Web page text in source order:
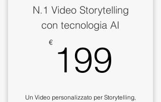
condivisione intervista sui social
di Meeting Funnel
l'acquisto comprende una
singola intervista
N.1 Video Storytelling
con tecnologia AI
€ 199
Un Video personalizzato per Storytelling,